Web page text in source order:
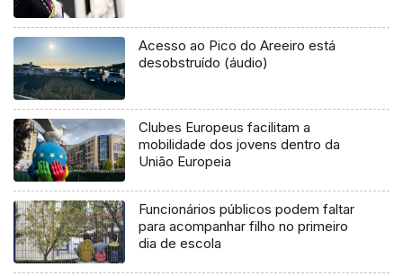
Acesso ao Pico do Areeiro está
desobstruído (áudio)
Clubes Europeus facilitam a
mobilidade dos jovens dentro da
União Europeia
Funcionários públicos podem faltar
para acompanhar filho no primeiro
dia de escola